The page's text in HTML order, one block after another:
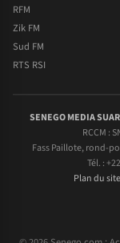
RFM
Zik FM
Sud FM
RTS RSI
SENEGO MEDIA
RCCM :
Fass Paillote, rond-
Tél. :
Plan du site